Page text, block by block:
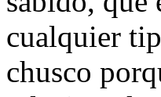
cualquier
chusco